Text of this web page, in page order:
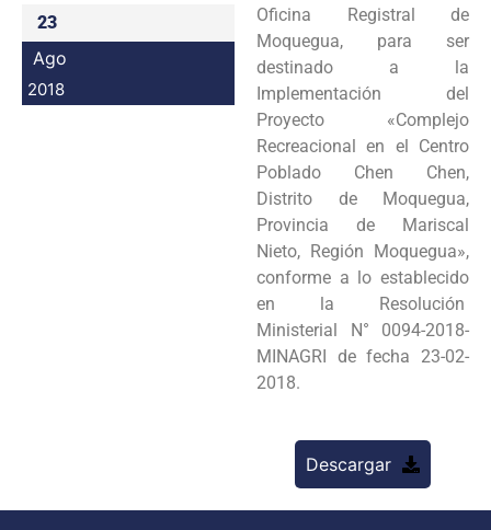
23
Ago
2018
Oficina Registral de
Moquegua, para ser
destinado a la
Implementación del
Proyecto «Complejo
Recreacional en el Centro
Poblado Chen Chen,
Distrito de Moquegua,
Provincia de Mariscal
Nieto, Región Moquegua»,
conforme a lo establecido
en la Resolución
Ministerial N° 0094-2018-
MINAGRI de fecha 23-02-
2018.
Descargar